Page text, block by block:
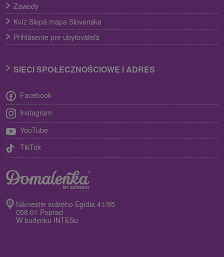
Zawody
Kvíz Slepá mapa Slovenska
Prihlásenie pre ubytovateľa
SIECI SPOŁECZNOŚCIOWE I ADRES
Facebook
Instagram
YouTube
TikTok
Námestie svätého Egídia 41/95
058 01 Poprad
W budynku INTESu